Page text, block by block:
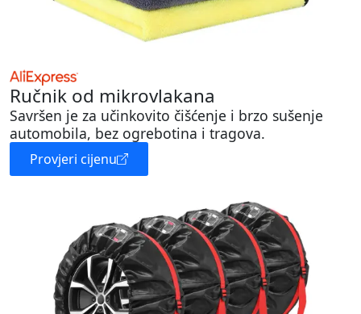
Ručnik od mikrovlakana
Savršen je za učinkovito čišćenje i brzo sušenje
automobila, bez ogrebotina i tragova.
Provjeri cijenu